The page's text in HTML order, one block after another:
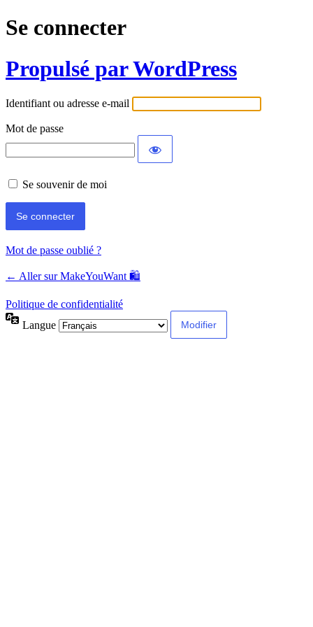
Se connecter
Propulsé par WordPress
Identifiant ou adresse e-mail
Mot de passe
Se souvenir de moi
Mot de passe oublié ?
← Aller sur MakeYouWant 🛍️
Politique de confidentialité
Langue